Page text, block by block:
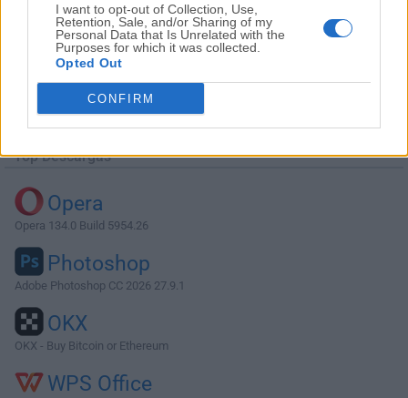
I want to opt-out of Collection, Use,
Retention, Sale, and/or Sharing of my
Personal Data that Is Unrelated with the
Purposes for which it was collected.
Opted Out
CONFIRM
Descargar Plex Media Server 1.18.7.2457
¿Por qué se publica esta aplicación en FileHorse? (
información)
Top Descargas
Opera
Opera 134.0 Build 5954.26
Photoshop
Adobe Photoshop CC 2026 27.9.1
OKX
OKX - Buy Bitcoin or Ethereum
WPS Office